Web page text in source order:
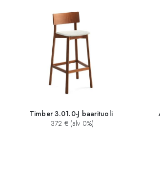
Timber 3.01.0-J baarituoli
372 € (alv 0%)